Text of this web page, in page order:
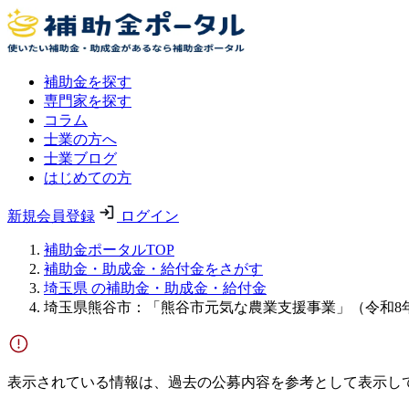
補助金を探す
専門家を探す
コラム
士業の方へ
士業ブログ
はじめての方
新規会員登録 ログイン
補助金ポータルTOP
補助金・助成金・給付金をさがす
埼玉県 の補助金・助成金・給付金
埼玉県熊谷市：「熊谷市元気な農業支援事業」（令和8
表示されている情報は、過去の公募内容を参考として表示し